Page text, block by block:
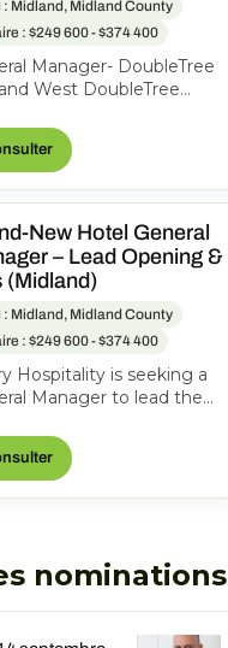
: Midland, Midland County
: $249 600 - $374 400
Manager- DoubleTree
West DoubleTree
Midland, Texas,
State...
New Hotel General
– Lead Opening &
(Midland)
: Midland, Midland County
: $249 600 - $374 400
Hospitality is seeking a
Manager to lead the
of the new
Midla...
nominations